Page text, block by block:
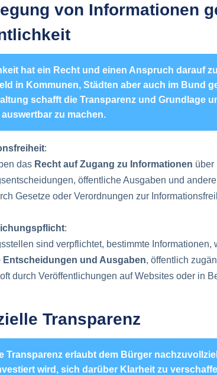
von Informationen
hat ein Recht und einen Anspruch darauf
in Kommunen, Städten aber auch im Bund
schafft die Transparenz und Grundlage
zu machen.
:
das Recht auf Zugang zu Informationen über
öffentliche Ausgaben und
Gesetze oder Verordnungen zur
:
sind verpflichtet, bestimmte Informationen,
Entscheidungen und Ausgaben, öffentlich
durch Veröffentlichungen auf Websites oder in
Transparenz
Transparenz erlaubt dem Bürger
wird, sich darüber Klarheit zu